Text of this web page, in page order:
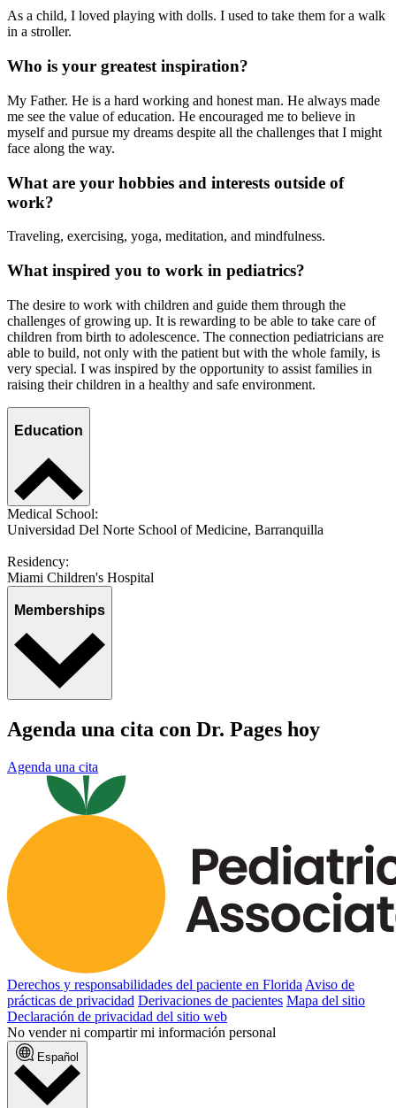
As a child, I loved playing with dolls. I used to take them for a walk
in a stroller.
Who is your greatest inspiration?
My Father. He is a hard working and honest man. He always made
me see the value of education. He encouraged me to believe in
myself and pursue my dreams despite all the challenges that I might
face along the way.
What are your hobbies and interests outside of
work?
Traveling, exercising, yoga, meditation, and mindfulness.
What inspired you to work in pediatrics?
The desire to work with children and guide them through the
challenges of growing up. It is rewarding to be able to take care of
children from birth to adolescence. The connection pediatricians are
able to build, not only with the patient but with the whole family, is
very special. I was inspired by the opportunity to assist families in
raising their children in a healthy and safe environment.
Education
Medical School:
Universidad Del Norte School of Medicine, Barranquilla
Residency:
Miami Children's Hospital
Memberships
Agenda una cita con Dr. Pages hoy
Agenda una cita
Derechos y responsabilidades del paciente en Florida Aviso de
prácticas de privacidad Derivaciones de pacientes Mapa del sitio
Declaración de privacidad del sitio web
No vender ni compartir mi información personal
Español